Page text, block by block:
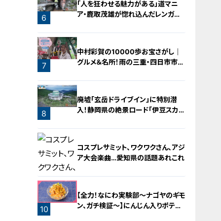
6
「人を狂わせる魅力がある」道マニ
ア・鹿取茂雄が惚れ込んだレンガの
7
中村彩賀の10000歩お宝さがし｜
グルメ＆名所！雨の三重・四日市市で
8
廃墟「玄岳ドライブイン」に特別潜
入！静岡県の絶景ロード「伊豆スカイ
コスプレサミット、ワクワクさん、アジ
ア大会楽曲…愛知県の話題あれこれ
10
【全力！なにわ実験部～ナゴヤのギモ
ン、ガチ検証～】にんじん入りポテト